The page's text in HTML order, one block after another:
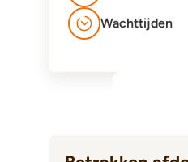
Wachttijden